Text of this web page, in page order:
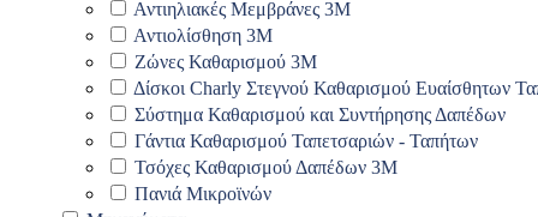
Αντιηλιακές Μεμβράνες 3Μ
Αντιολίσθηση 3Μ
Ζώνες Καθαρισμού 3Μ
Δίσκοι Charly Στεγνού Καθαρισμού Ευαίσθητων
Σύστημα Καθαρισμού και Συντήρησης Δαπέδων
Γάντια Καθαρισμού Ταπετσαριών - Ταπήτων
Τσόχες Καθαρισμού Δαπέδων 3Μ
Πανιά Μικροϊνών